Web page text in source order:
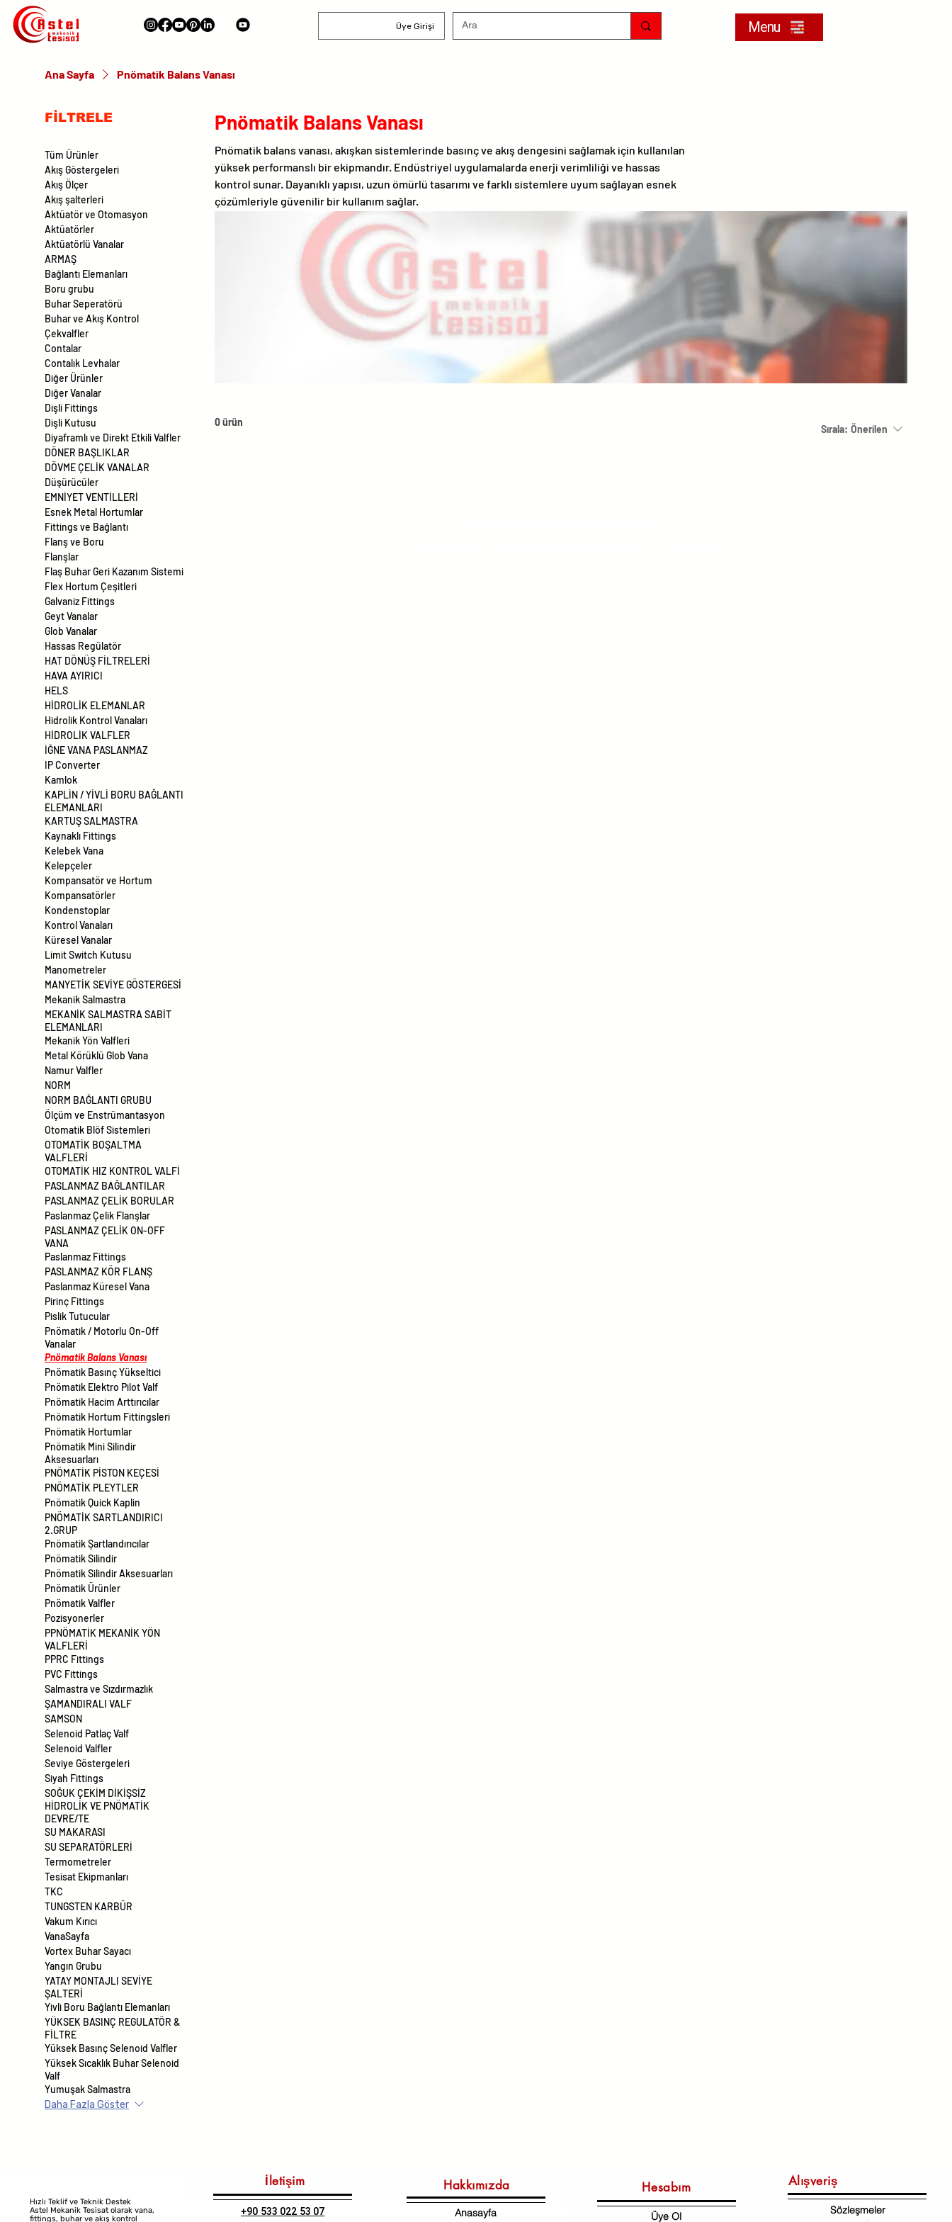
Üye Girişi Menu
Ana Sayfa Pnömatik Balans Vanası
FİLTRELE
Tüm Ürünler
Akış Göstergeleri
Akış Ölçer
Akış şalterleri
Aktüatör ve Otomasyon
Aktüatörler
Aktüatörlü Vanalar
ARMAŞ
Bağlantı Elemanları
Boru grubu
Buhar Seperatörü
Buhar ve Akış Kontrol
Çekvalfler
Contalar
Contalık Levhalar
Diğer Ürünler
Diğer Vanalar
Dişli Fittings
Dişli Kutusu
Diyaframlı ve Direkt Etkili Valfler
DÖNER BAŞLIKLAR
DÖVME ÇELİK VANALAR
Düşürücüler
EMNİYET VENTİLLERİ
Esnek Metal Hortumlar
Fittings ve Bağlantı
Flanş ve Boru
Flanşlar
Flaş Buhar Geri Kazanım Sistemi
Flex Hortum Çeşitleri
Galvaniz Fittings
Geyt Vanalar
Glob Vanalar
Hassas Regülatör
HAT DÖNÜŞ FİLTRELERİ
HAVA AYIRICI
HELS
HİDROLİK ELEMANLAR
Hidrolik Kontrol Vanaları
HİDROLİK VALFLER
İĞNE VANA PASLANMAZ
IP Converter
Kamlok
KAPLİN / YİVLİ BORU BAĞLANTI
ELEMANLARI
KARTUŞ SALMASTRA
Kaynaklı Fittings
Kelebek Vana
Kelepçeler
Kompansatör ve Hortum
Kompansatörler
Kondenstoplar
Kontrol Vanaları
Küresel Vanalar
Limit Switch Kutusu
Manometreler
MANYETİK SEVİYE GÖSTERGESİ
Mekanik Salmastra
MEKANİK SALMASTRA SABİT
ELEMANLARI
Mekanik Yön Valfleri
Metal Körüklü Glob Vana
Namur Valfler
NORM
NORM BAĞLANTI GRUBU
Ölçüm ve Enstrümantasyon
Otomatik Blöf Sistemleri
OTOMATİK BOŞALTMA
VALFLERİ
OTOMATİK HIZ KONTROL VALFİ
PASLANMAZ BAĞLANTILAR
PASLANMAZ ÇELİK BORULAR
Paslanmaz Çelik Flanşlar
PASLANMAZ ÇELİK ON-OFF
VANA
Paslanmaz Fittings
PASLANMAZ KÖR FLANŞ
Paslanmaz Küresel Vana
Pirinç Fittings
Pislik Tutucular
Pnömatik / Motorlu On-Off
Vanalar
Pnömatik Balans Vanası
Pnömatik Basınç Yükseltici
Pnömatik Elektro Pilot Valf
Pnömatik Hacim Arttırıcılar
Pnömatik Hortum Fittingsleri
Pnömatik Hortumlar
Pnömatik Mini Silindir
Aksesuarları
PNÖMATİK PİSTON KEÇESİ
PNÖMATİK PLEYTLER
Pnömatik Quick Kaplin
PNÖMATİK SARTLANDIRICI
2.GRUP
Pnömatik Şartlandırıcılar
Pnömatik Silindir
Pnömatik Silindir Aksesuarları
Pnömatik Ürünler
Pnömatik Valfler
Pozisyonerler
PPNÖMATİK MEKANİK YÖN
VALFLERİ
PPRC Fittings
PVC Fittings
Salmastra ve Sızdırmazlık
ŞAMANDIRALI VALF
SAMSON
Selenoid Patlaç Valf
Selenoid Valfler
Seviye Göstergeleri
Siyah Fittings
SOĞUK ÇEKİM DİKİŞSİZ
HİDROLİK VE PNÖMATİK
DEVRE/TE
SU MAKARASI
SU SEPARATÖRLERİ
Termometreler
Tesisat Ekipmanları
TKC
TUNGSTEN KARBÜR
Vakum Kırıcı
VanaSayfa
Vortex Buhar Sayacı
Yangın Grubu
YATAY MONTAJLI SEVİYE
ŞALTERİ
Yivli Boru Bağlantı Elemanları
YÜKSEK BASINÇ REGULATÖR &
FİLTRE
Yüksek Basınç Selenoid Valfler
Yüksek Sıcaklık Buhar Selenoid
Valf
Yumuşak Salmastra
Daha Fazla Göster
Pnömatik Balans Vanası
Pnömatik balans vanası, akışkan sistemlerinde basınç ve akış dengesini sağlamak için kullanılan
yüksek performanslı bir ekipmandır. Endüstriyel uygulamalarda enerji verimliliği ve hassas
kontrol sunar. Dayanıklı yapısı, uzun ömürlü tasarımı ve farklı sistemlere uyum sağlayan esnek
çözümleriyle güvenilir bir kullanım sağlar.
0 ürün
Sırala: Önerilen
Hızlı Teklif ve Teknik Destek
Astel Mekanik Tesisat olarak vana,
fittings, buhar ve akış kontrol
İletişim
+90 533 022 53 07
Hakkımızda
Anasayfa
Hesabım
Üye Ol
Alışveriş
Sözleşmeler